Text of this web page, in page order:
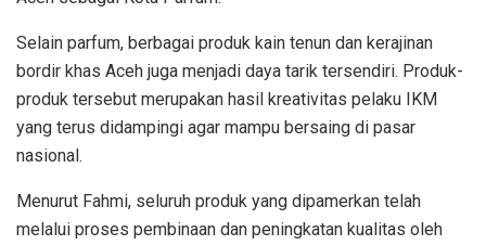
Selain parfum, berbagai produk kain tenun dan kerajinan
bordir khas Aceh juga menjadi daya tarik tersendiri. Produk-
produk tersebut merupakan hasil kreativitas pelaku IKM
yang terus didampingi agar mampu bersaing di pasar
nasional.
Menurut Fahmi, seluruh produk yang dipamerkan telah
melalui proses pembinaan dan peningkatan kualitas oleh